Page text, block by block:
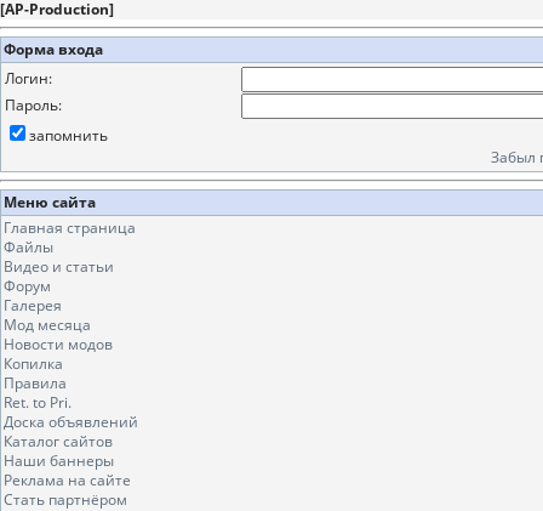
[AP-Production]
Форма входа
Логин:
Пароль:
запомнить
Забыл
Меню сайта
Главная страница
Файлы
Видео и статьи
Форум
Галерея
Мод месяца
Новости модов
Копилка
Правила
Ret. to Pri.
Доска объявлений
Каталог сайтов
Наши баннеры
Реклама на сайте
Стать партнёром